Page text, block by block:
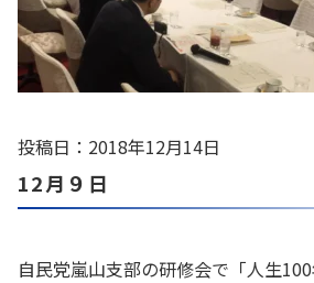
投稿日：2018年12月14日
12月９日
自民党嵐山支部の研修会で「人生